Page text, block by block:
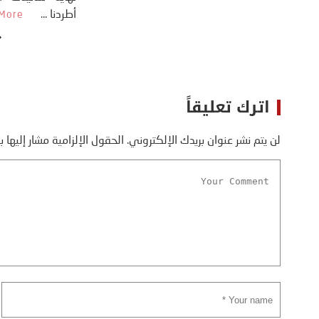
اترك تعليقاً
لن يتم نشر عنوان بريدك الإلكتروني. الحقول الإلزامية مشار إليها